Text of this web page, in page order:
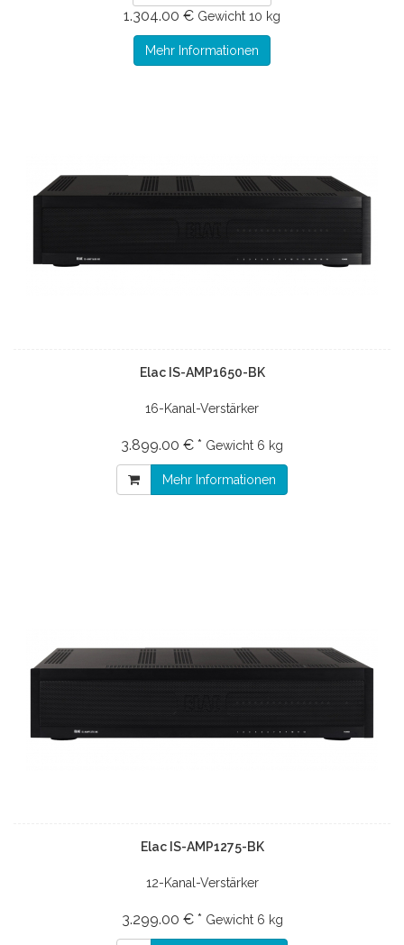
1.304.00 € Gewicht 10 kg
Mehr Informationen
Elac IS-AMP1650-BK
16-Kanal-Verstärker
3.899.00 € * Gewicht 6 kg
Mehr Informationen
Elac IS-AMP1275-BK
12-Kanal-Verstärker
3.299.00 € * Gewicht 6 kg